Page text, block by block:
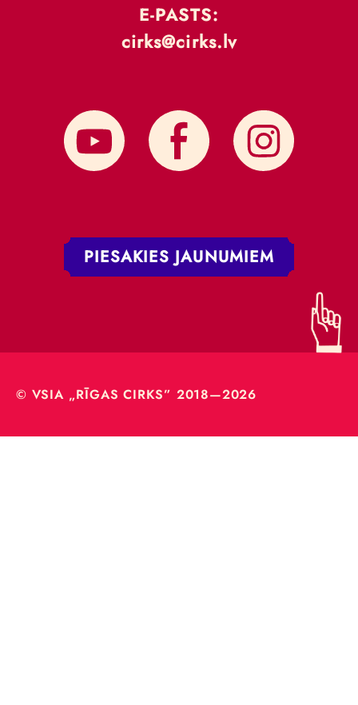
E-PASTS:
cirks@cirks.lv
PIESAKIES JAUNUMIEM
© VSIA „RĪGAS CIRKS” 2018—2026